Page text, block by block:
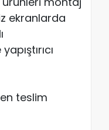
ekranlarda
teslim